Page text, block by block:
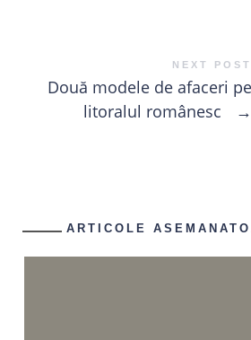
NEXT POST
Două modele de afaceri pe
litoralul românesc
→
ARTICOLE